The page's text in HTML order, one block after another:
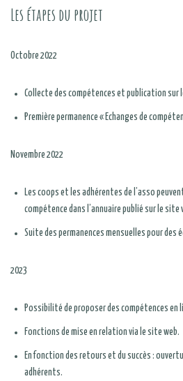
Les étapes du projet
Octobre 2022
Collecte des compétences et publication sur
Première permanence « Echanges de
Novembre 2022
Les coops et les adhérentes de l’asso
compétence dans l’annuaire publié sur le site
Suite des permanences mensuelles pour des
2023
Possibilité de proposer des compétences en
Fonctions de mise en relation via le site web.
En fonction des retours et du succès :
adhérents.